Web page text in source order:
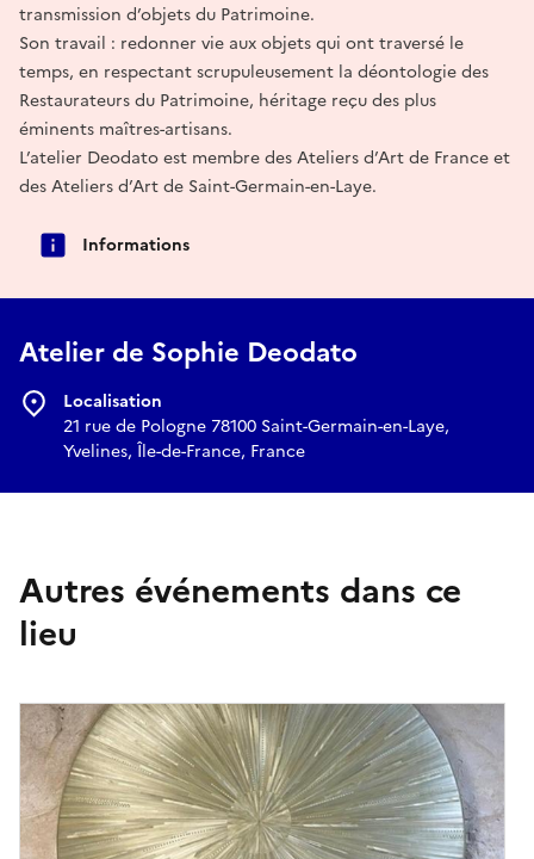
transmission d’objets du Patrimoine.
Son travail : redonner vie aux objets qui ont traversé le
temps, en respectant scrupuleusement la déontologie des
Restaurateurs du Patrimoine, héritage reçu des plus
éminents maîtres-artisans.
L’atelier Deodato est membre des Ateliers d’Art de France et
des Ateliers d’Art de Saint-Germain-en-Laye.
Informations
Atelier de Sophie Deodato
Localisation
21 rue de Pologne 78100 Saint-Germain-en-Laye,
Yvelines, Île-de-France, France
Autres événements dans ce
lieu